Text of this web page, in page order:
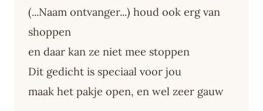
(...Naam ontvanger...) houd ook erg van
shoppen
en daar kan ze niet mee stoppen
Dit gedicht is speciaal voor jou
maak het pakje open, en wel zeer gauw